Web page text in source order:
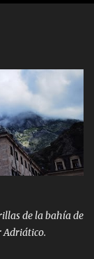
de la bahía de
Adriático.